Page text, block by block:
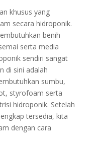
khusus yang
secara hidroponik.
benih
serta media
sendiri sangat
di sini adalah
sumbu,
styrofoam serta
hidroponik. Setelah
tersedia, kita
dengan cara